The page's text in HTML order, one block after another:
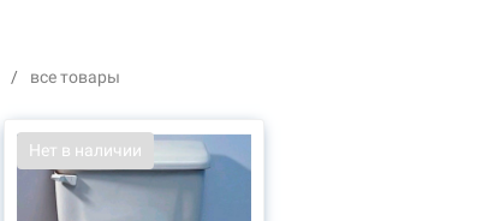
все товары
Нет в наличии